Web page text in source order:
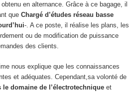
en alternance. Grâce à ce bagage, il
que Chargé d’études réseau basse
-. A ce poste, il réalise les plans, les
ou de modification de puissance
des clients.
nous explique que les connaissances
et adéquates. Cependant,sa volonté de
domaine de l’électrotechniqueet